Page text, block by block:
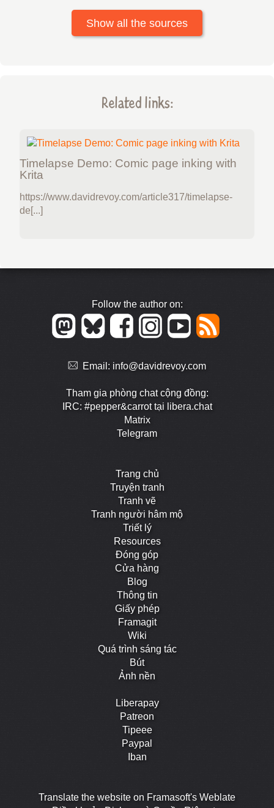
Show all the sources
Related links:
Timelapse Demo: Comic page inking with
Krita
https://www.davidrevoy.com/article317/timelapse-
de[...]
Follow the author on:
Email: info@davidrevoy.com
Tham gia phòng chat cộng đồng:
IRC: #pepper&carrot tại libera.chat
Matrix
Telegram
Trang chủ
Truyện tranh
Tranh vẽ
Tranh người hâm mộ
Triết lý
Resources
Đóng góp
Cửa hàng
Blog
Thông tin
Giấy phép
Framagit
Wiki
Quá trình sáng tác
Bút
Ảnh nền
Liberapay
Patreon
Tipeee
Paypal
Iban
Translate the website on Framasoft's Weblate